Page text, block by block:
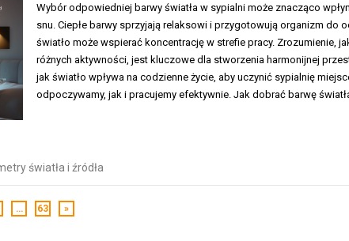
Wybór odpowiedniej barwy światła w sypialni może znacząco
snu. Ciepłe barwy sprzyjają relaksowi i przygotowują organizm do
światło może wspierać koncentrację w strefie pracy. Zrozumienie,
różnych aktywności, jest kluczowe dla stworzenia harmonijnej
jak światło wpływa na codzienne życie, aby uczynić sypialnię
odpoczywamy, jak i pracujemy efektywnie. Jak dobrać barwę
światła i źródła
… 63 »